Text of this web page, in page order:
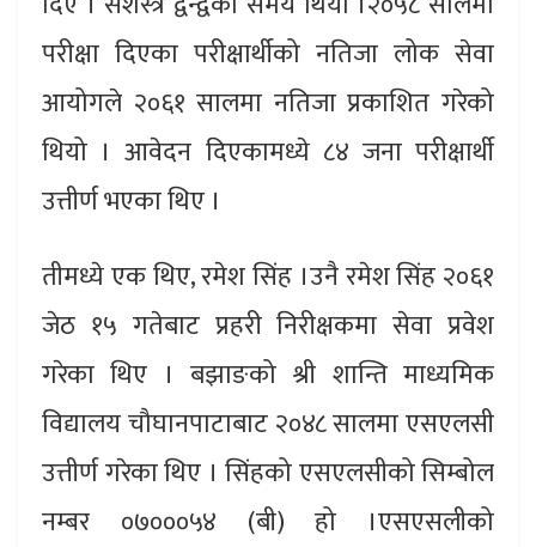
परीक्षा दिएका परीक्षार्थीको नतिजा लोक सेवा
आयोगले २०६१ सालमा नतिजा प्रकाशित गरेको
थियो । आवेदन दिएकामध्ये ८४ जना परीक्षार्थी
उत्तीर्ण भएका थिए ।
तीमध्ये एक थिए, रमेश सिंह ।उनै रमेश सिंह २०६१
जेठ १५ गतेबाट प्रहरी निरीक्षकमा सेवा प्रवेश
गरेका थिए । बझाङको श्री शान्ति माध्यमिक
विद्यालय चौघानपाटाबाट २०४८ सालमा एसएलसी
उत्तीर्ण गरेका थिए । सिंहको एसएलसीको सिम्बोल
नम्बर ०७०००५४ (बी) हो ।एसएसलीको